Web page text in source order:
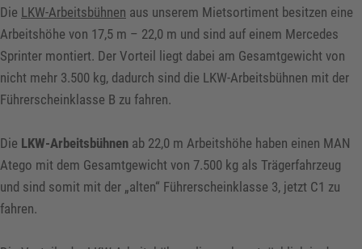
Die LKW-Arbeitsbühnen aus unserem Mietsortiment besitzen eine
Arbeitshöhe von 17,5 m – 22,0 m und sind auf einem Mercedes
Sprinter montiert. Der Vorteil liegt dabei am Gesamtgewicht von
nicht mehr 3.500 kg, dadurch sind die LKW-Arbeitsbühnen mit der
Führerscheinklasse B zu fahren.
Die LKW-Arbeitsbühnen ab 22,0 m Arbeitshöhe haben einen MAN
Atego mit dem Gesamtgewicht von 7.500 kg als Trägerfahrzeug
und sind somit mit der „alten“ Führerscheinklasse 3, jetzt C1 zu
fahren.